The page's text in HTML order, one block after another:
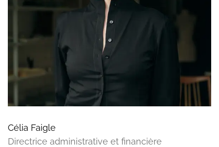
Célia Faigle
Directrice administrative et financière